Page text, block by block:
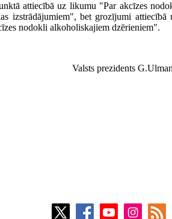
attiecībā uz likumu "Par akcīzes
izstrādājumiem", bet grozījumi attiecībā
nodokli alkoholiskajiem dzērieniem".
Valsts prezidents